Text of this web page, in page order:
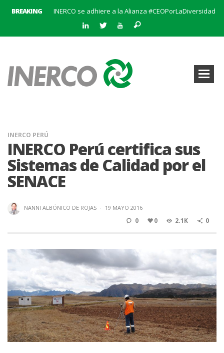
BREAKING INERCO se adhiere a la Alianza #CEOPorLaDiversidad
INERCO participa en la V Edición Sputnik
INERCO PERÚ
INERCO Perú certifica sus
Sistemas de Calidad por el
SENACE
NANNI ALBÓNICO DE ROJAS · 19 MAYO 2016
0 0 2.1K 0